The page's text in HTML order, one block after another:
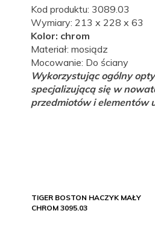
Kod produktu: 3089.03
Wymiary: 213 x 228 x 63
Kolor: chrom
Materiał: mosiądz
Mocowanie: Do ściany
Wykorzystując ogólny
specjalizującą się w
przedmiotów i elementów
TIGER BOSTON HACZYK MAŁY
CHROM 3095.03